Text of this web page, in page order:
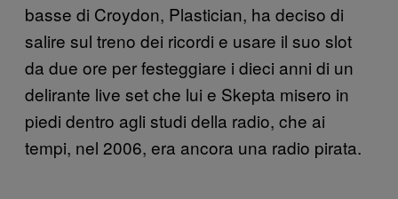
basse di Croydon, Plastician, ha deciso di
salire sul treno dei ricordi e usare il suo slot
da due ore per festeggiare i dieci anni di un
delirante live set che lui e Skepta misero in
piedi dentro agli studi della radio, che ai
tempi, nel 2006, era ancora una radio pirata.